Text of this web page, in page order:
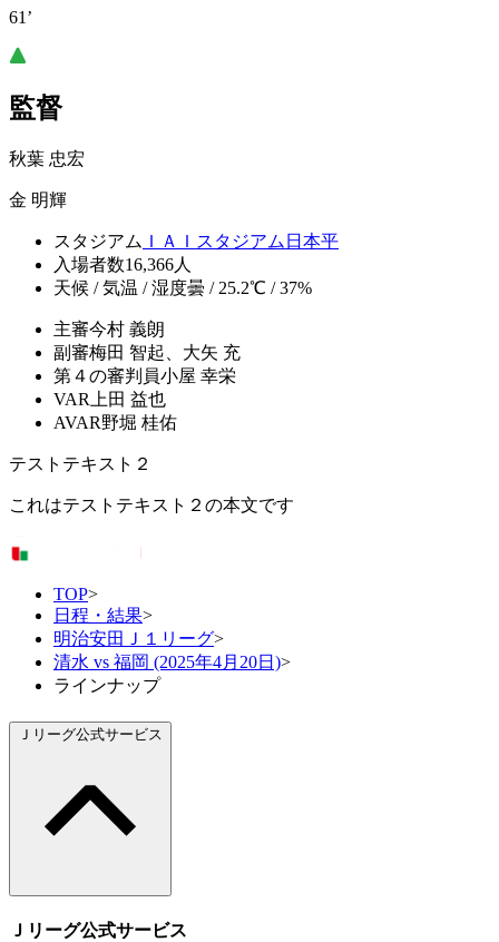
61’
監督
秋葉 忠宏
金 明輝
スタジアム ＩＡＩスタジアム日本平
入場者数16,366人
天候 / 気温 / 湿度曇 / 25.2℃ / 37%
主審今村 義朗
副審梅田 智起、大矢 充
第４の審判員小屋 幸栄
VAR 上田 益也
AVAR野堀 桂佑
テストテキスト２
これはテストテキスト２の本文です
TOP>
日程・結果>
明治安田Ｊ１リーグ>
清水 vs 福岡 (2025年4月20日)>
ラインナップ
Ｊリーグ公式サービス
Ｊリーグ公式サービス